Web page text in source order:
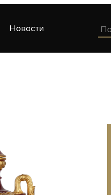
Новости